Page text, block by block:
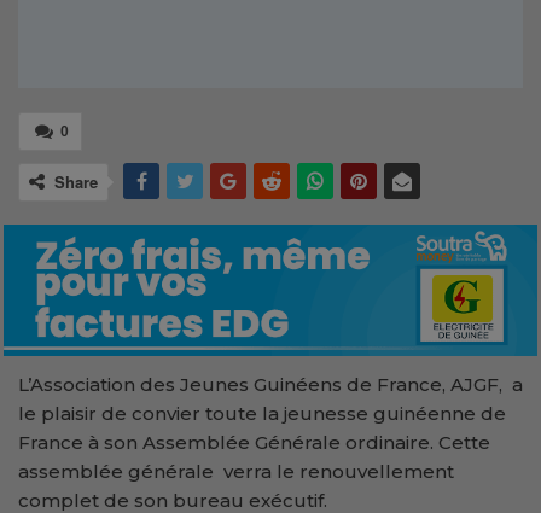
0
Share
L’Association des Jeunes Guinéens de France, AJGF, a
le plaisir de convier toute la jeunesse guinéenne de
France à son Assemblée Générale ordinaire. Cette
assemblée générale verra le renouvellement
complet de son bureau exécutif.